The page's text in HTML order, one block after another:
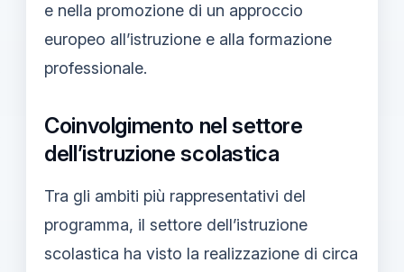
e nella promozione di un approccio
europeo all’istruzione e alla formazione
professionale.
Coinvolgimento nel settore
dell’istruzione scolastica
Tra gli ambiti più rappresentativi del
programma, il settore dell’istruzione
scolastica ha visto la realizzazione di circa